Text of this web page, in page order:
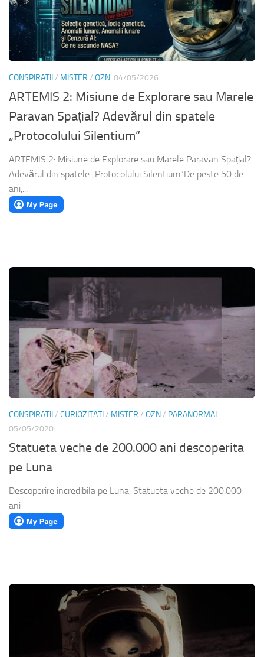
CONSPIRATII/ MISTER / OZN 04/05/2026
ARTEMIS 2: Misiune de Explorare sau Marele
Paravan Spațial? Adevărul din spatele
„Protocolului Silentium”
ARTEMIS 2: Misiune de Explorare sau Marele Paravan Spațial?
Adevărul din spatele „Protocolului Silentium”​De peste 50 de
ani,...
CONSPIRATII/ CURIOZITATI/ MISTER / OZN/ PARANORMAL
05/05/2020
Statueta veche de 200.000 ani descoperita
pe Luna
Descoperire incredibila pe Luna, Statueta veche de 200.000
ani